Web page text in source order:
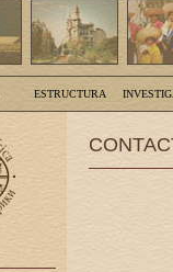
ESTRUCTURA